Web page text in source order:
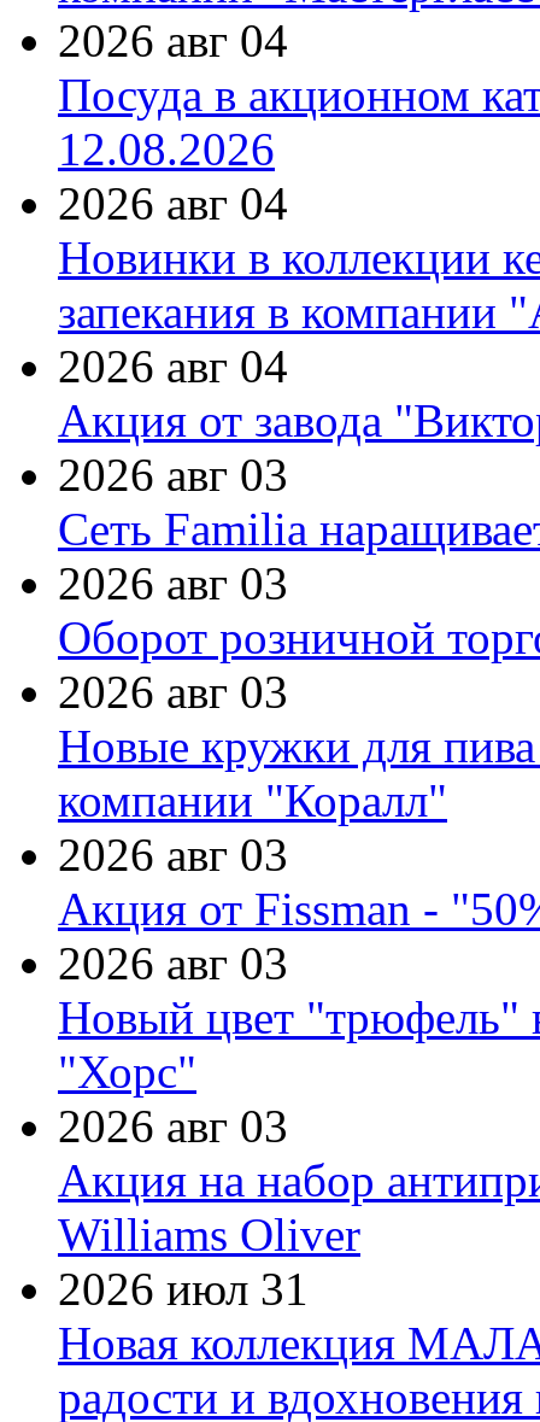
2026 авг 04
Посуда в акционном
12.08.2026
2026 авг 04
Новинки в коллекции
запекания в компании
2026 авг 04
Акция от завода
2026 авг 03
Сеть Familia
2026 авг 03
Оборот розничной
2026 авг 03
Новые кружки для
компании "Коралл"
2026 авг 03
Акция от Fissman -
2026 авг 03
Новый цвет "трюфель"
"Хорс"
2026 авг 03
Акция на набор
Williams Oliver
2026 июл 31
Новая коллекция
радости и